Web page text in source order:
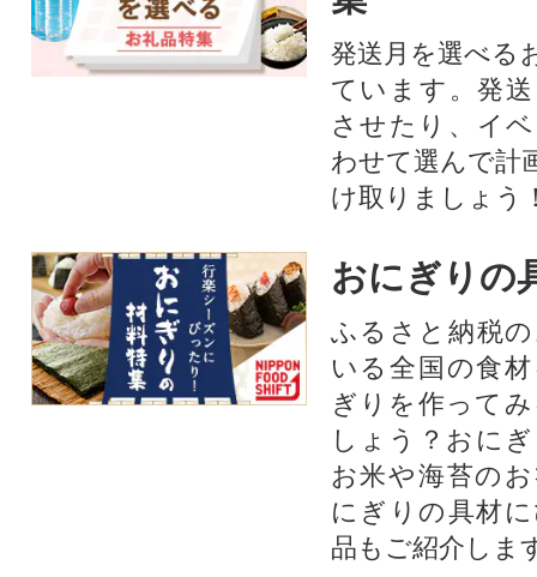
発送月を選べる
ています。発
させたり、イ
わせて選んで計
け取りましょう
おにぎりの
ふるさと納税
いる全国の食
ぎりを作って
しょう？おに
お米や海苔の
にぎりの具材
品もご紹介しま